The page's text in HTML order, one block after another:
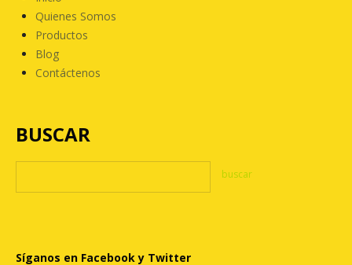
Quienes Somos
Productos
Blog
Contáctenos
BUSCAR
Síganos en Facebook y Twitter